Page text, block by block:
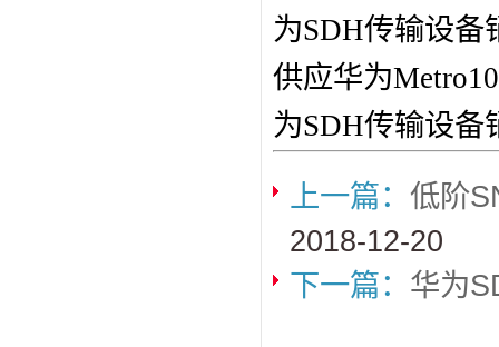
为SDH传输设备
供应华为
为SDH传输设备
上一篇： 低阶
2018-12-20
下一篇： 华为